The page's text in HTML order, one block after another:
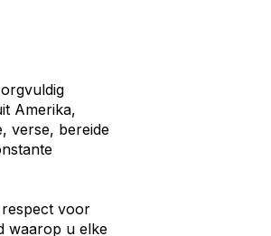
Amerika,
verse, bereide
voor
waarop u elke